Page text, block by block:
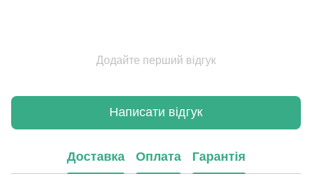
Додайте перший відгук
Написати відгук
Доставка Оплата Гарантія